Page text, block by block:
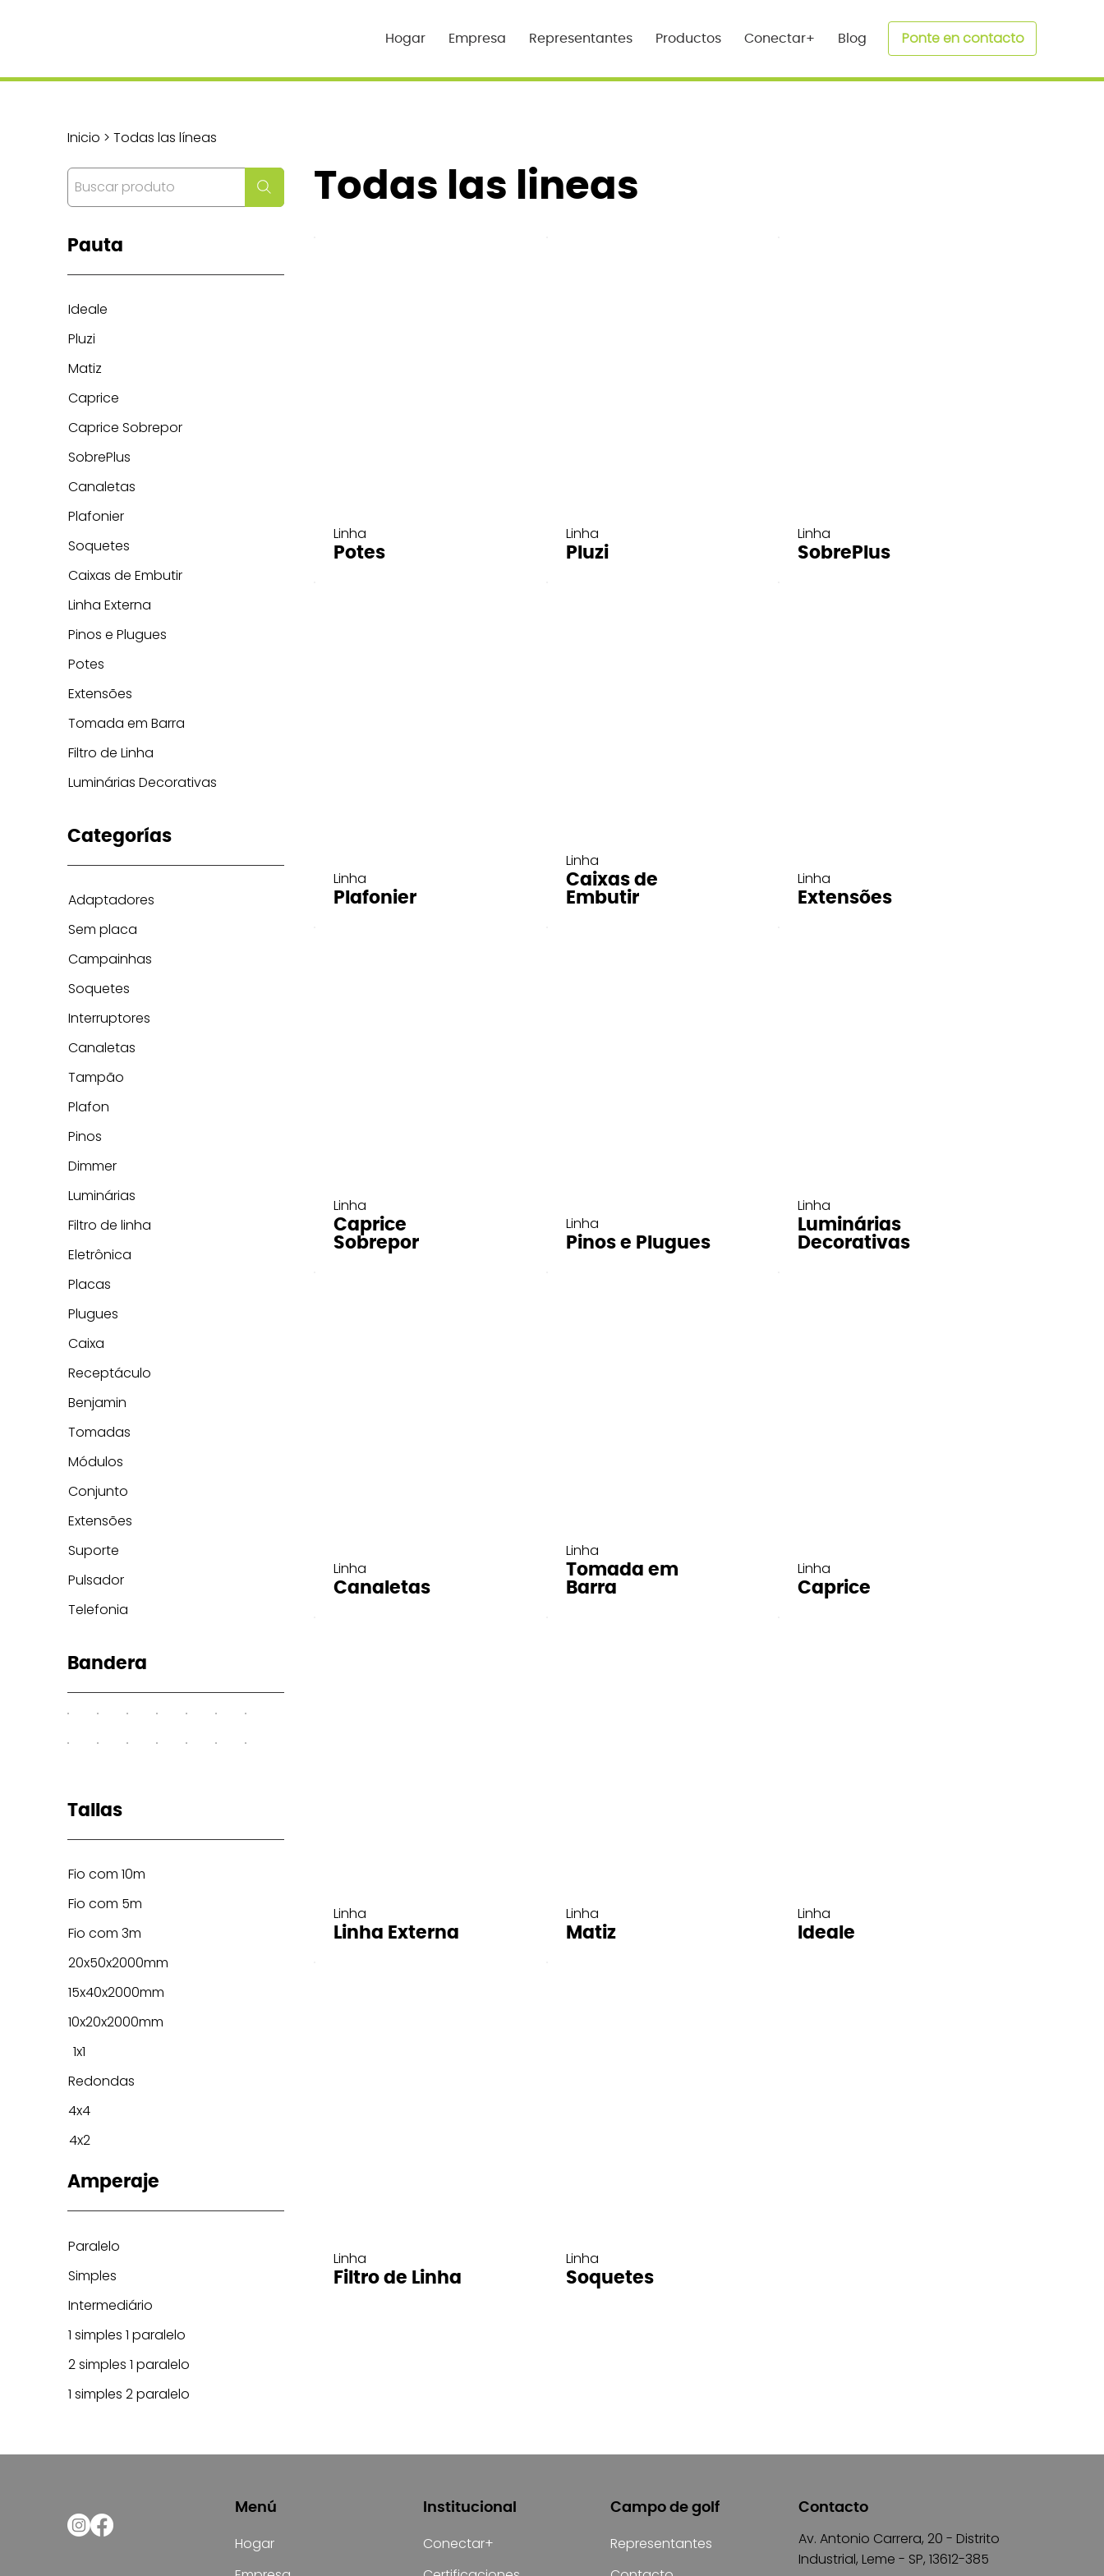
Hogar Empresa Representantes Productos Conectar+ Blog Ponte en contacto
Linha
Potes
Linha
Pluzi
Linha
SobrePlus
Linha
Plafonier
Linha
Caixas de
Embutir
Linha
Extensões
Linha
Caprice
Sobrepor
Linha
Pinos e Plugues
Linha
Luminárias
Decorativas
Linha
Canaletas
Linha
Tomada em
Barra
Linha
Caprice
Linha
Linha Externa
Linha
Matiz
Linha
Ideale
Linha
Filtro de Linha
Linha
Soquetes
Todas las lineas
Inicio > Todas las líneas
Amperaje
Paralelo
Simples
Intermediário
1 simples 1 paralelo
2 simples 1 paralelo
1 simples 2 paralelo
Tallas
Fio com 10m
Fio com 5m
Fio com 3m
20x50x2000mm
15x40x2000mm
10x20x2000mm
1x1
Redondas
4x4
4x2
Ideale
Pluzi
Matiz
Caprice
Caprice Sobrepor
SobrePlus
Canaletas
Plafonier
Soquetes
Caixas de Embutir
Linha Externa
Pinos e Plugues
Potes
Extensões
Tomada em Barra
Filtro de Linha
Luminárias Decorativas
Pauta
Categorías
Adaptadores
Sem placa
Campainhas
Soquetes
Interruptores
Canaletas
Tampão
Plafon
Pinos
Dimmer
Luminárias
Filtro de linha
Eletrônica
Placas
Plugues
Caixa
Receptáculo
Benjamin
Tomadas
Módulos
Conjunto
Extensões
Suporte
Pulsador
Telefonia
Bandera
Menú
Hogar
Institucional
Conectar+
Campo de golf
Representantes
Contacto
Av. Antonio Carrera, 20 - Distrito
Industrial, Leme - SP, 13612-385